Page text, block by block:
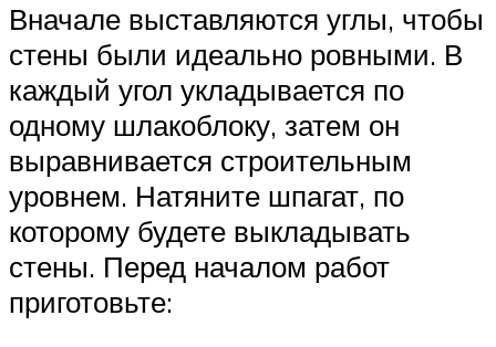
Вначале выставляются углы, чтобы
стены были идеально ровными. В
каждый угол укладывается по
одному шлакоблоку, затем он
выравнивается строительным
уровнем. Натяните шпагат, по
которому будете выкладывать
стены. Перед началом работ
приготовьте: